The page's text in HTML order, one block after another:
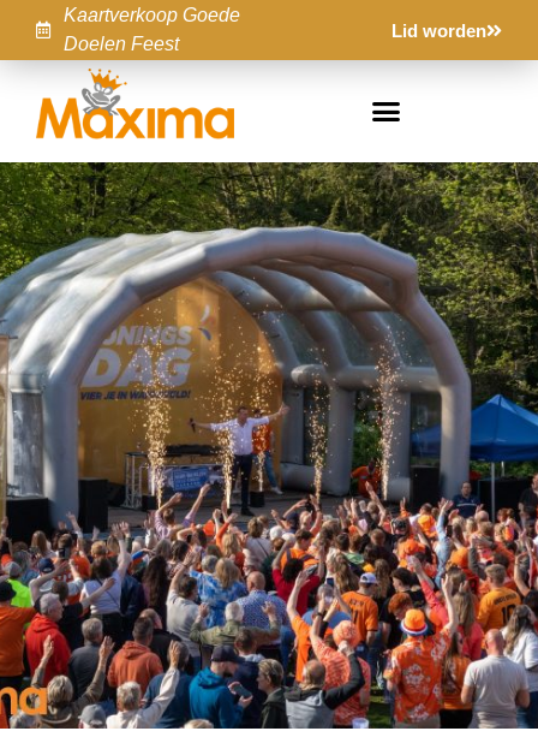
Kaartverkoop Goede
Doelen Feest
Lid worden